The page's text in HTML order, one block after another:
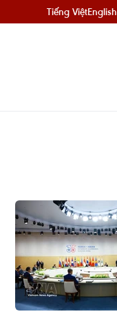
Tiếng ViệtEnglish